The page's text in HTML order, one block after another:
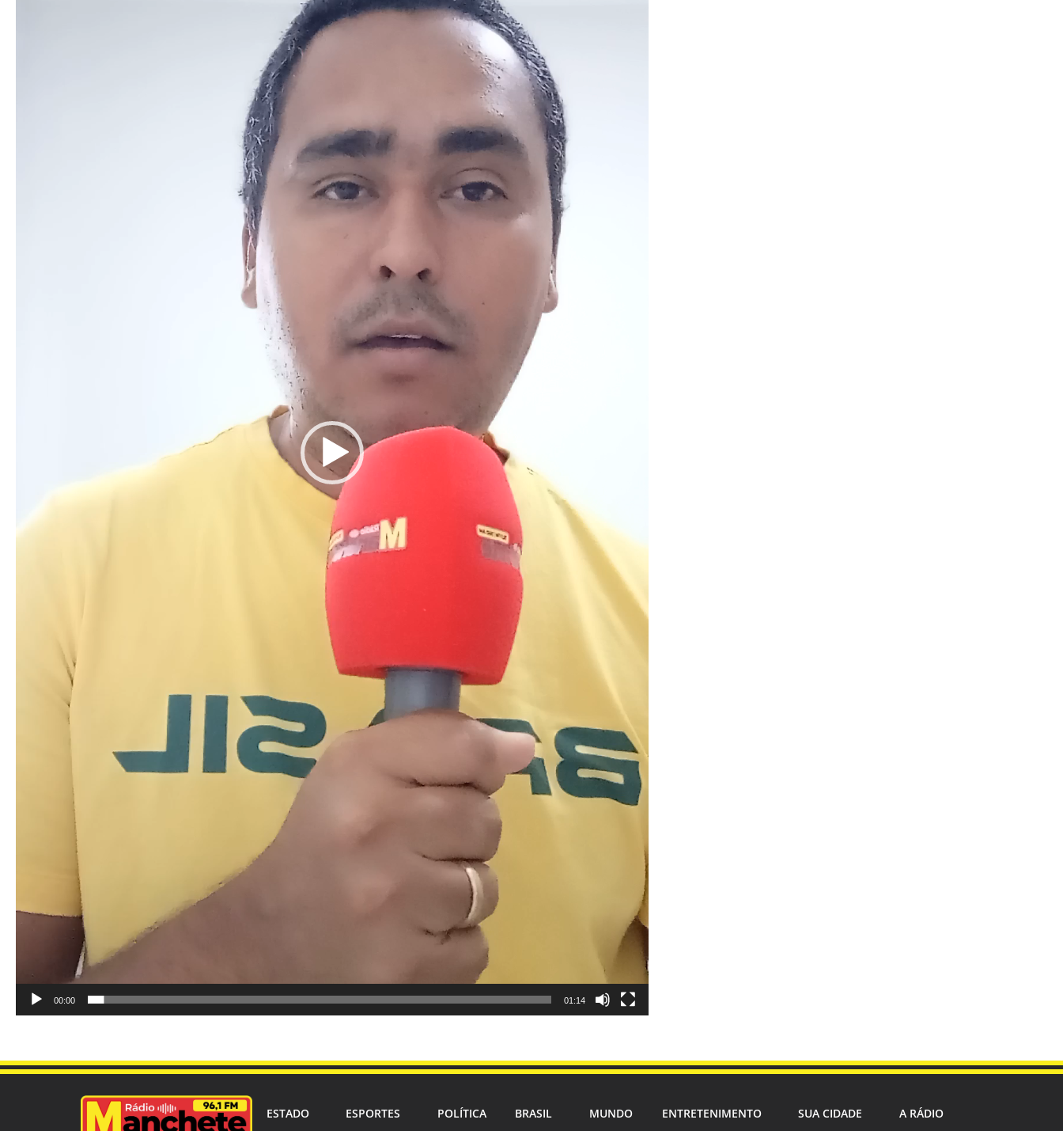
00:00 01:14
ESTADO ESPORTES POLÍTICA BRASIL MUNDO ENTRETENIMENTO SUA CIDADE A RÁDIO